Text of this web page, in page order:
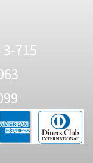
715